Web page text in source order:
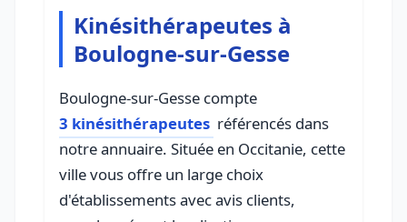
Kinésithérapeutes à
Boulogne-sur-Gesse
Boulogne-sur-Gesse compte
3 kinésithérapeutes référencés dans
notre annuaire. Située en Occitanie, cette
ville vous offre un large choix
d'établissements avec avis clients,